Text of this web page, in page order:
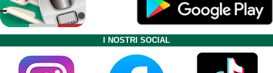
I NOSTRI SOCIAL